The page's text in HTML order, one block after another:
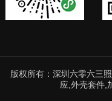
版权所有：深圳六零六三
应,外壳套件,